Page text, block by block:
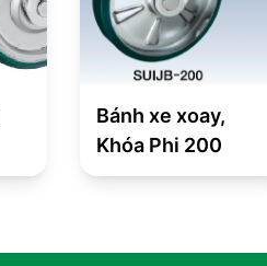
Bánh xe xoay,
Khóa Phi 200